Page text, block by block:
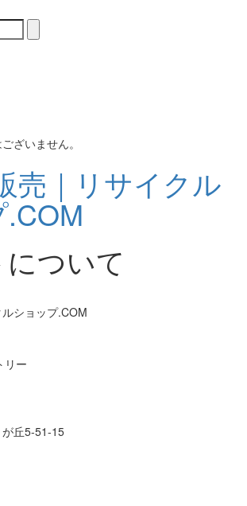
ざいません。
ついて
ショップ.COM
リー
丘5-51-15